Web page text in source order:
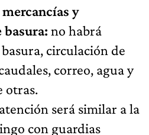
y
basura: no habrá
circulación de
correo, agua y
otras.
será similar a la
con guardias